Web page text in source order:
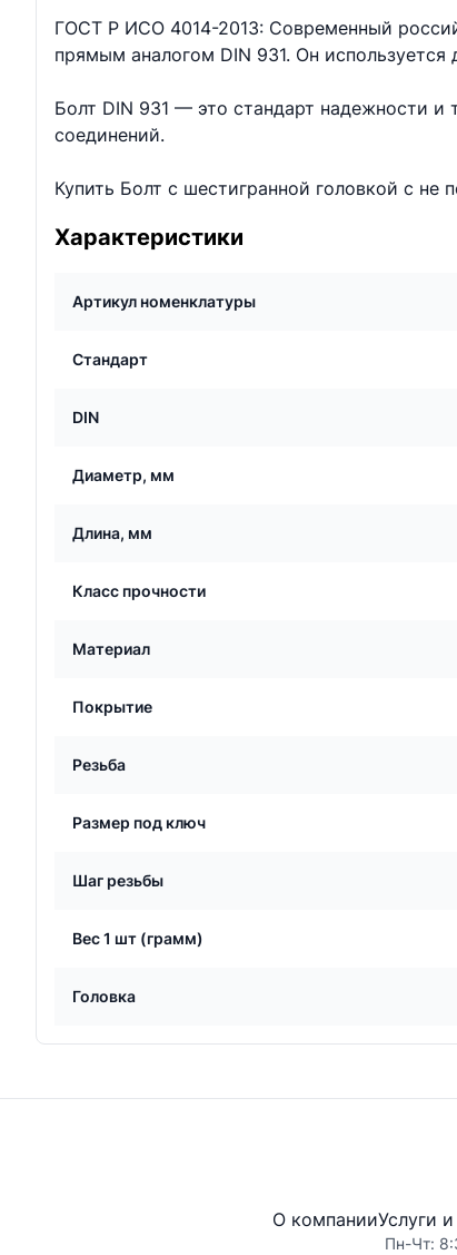
ГОСТ Р ИСО 4014-2013: Современный
прямым аналогом DIN 931. Он
Болт DIN 931 — это стандарт надежности
соединений.
Купить Болт с шестигранной головкой с
Характеристики
Артикул номенклатуры
Стандарт
DIN
Диаметр, мм
Длина, мм
Класс прочности
Материал
Покрытие
Резьба
Размер под ключ
Шаг резьбы
Вес 1 шт (грамм)
Головка
О компанииУслуги
Пн-Чт: